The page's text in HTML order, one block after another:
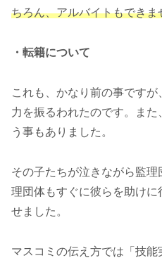
ちろん、アルバイトもできま
・転籍について
これも、かなり前の事です
力を振るわれたのです。ま
う事もありました。
その子たちが泣きながら監
理団体もすぐに彼らを助け
せました。
マスコミの伝え方では「技